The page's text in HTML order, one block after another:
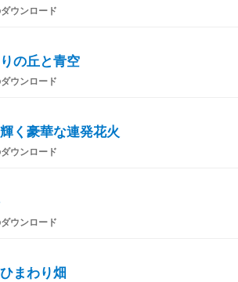
ウンロード
の丘と青空
ウンロード
く豪華な連発花火
ウンロード
ウンロード
まわり畑